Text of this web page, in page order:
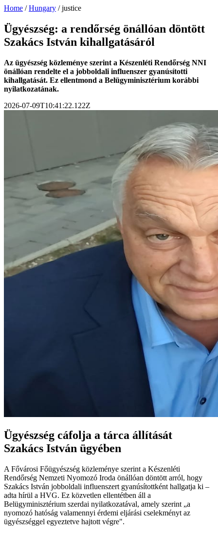
Home /Hungary /justice
Ügyészség: a rendőrség önállóan döntött
Szakács István kihallgatásáról
Az ügyészség közleménye szerint a Készenléti Rendőrség NNI
önállóan rendelte el a jobboldali influenszer gyanúsítotti
kihallgatását. Ez ellentmond a Belügyminisztérium korábbi
nyilatkozatának.
2026-07-09T10:41:22.122Z
Ügyészség cáfolja a tárca állítását
Szakács István ügyében
A Fővárosi Főügyészség közleménye szerint a Készenléti
Rendőrség Nemzeti Nyomozó Iroda önállóan döntött arról, hogy
Szakács István jobboldali influenszert gyanúsítottként hallgatja ki –
adta hírül a HVG. Ez közvetlen ellentétben áll a
Belügyminisztérium szerdai nyilatkozatával, amely szerint „a
nyomozó hatóság valamennyi érdemi eljárási cselekményt az
ügyészséggel egyeztetve hajtott végre".